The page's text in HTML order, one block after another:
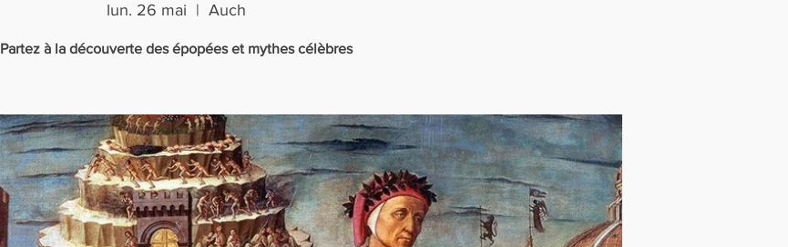
lun. 26 mai
  |
Auch
Partez à la découverte des épopées et mythes célèbres